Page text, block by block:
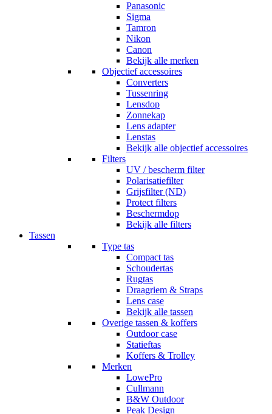
Panasonic
Sigma
Tamron
Nikon
Canon
Bekijk alle merken
Objectief accessoires
Converters
Tussenring
Lensdop
Zonnekap
Lens adapter
Lenstas
Bekijk alle objectief accessoires
Filters
UV / bescherm filter
Polarisatiefilter
Grijsfilter (ND)
Protect filters
Beschermdop
Bekijk alle filters
Tassen
Type tas
Compact tas
Schoudertas
Rugtas
Draagriem & Straps
Lens case
Bekijk alle tassen
Overige tassen & koffers
Outdoor case
Statieftas
Koffers & Trolley
Merken
LowePro
Cullmann
B&W Outdoor
Peak Design